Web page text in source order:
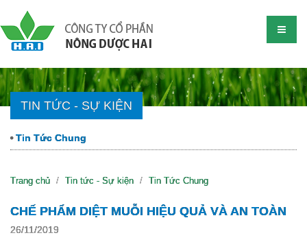
TIN TỨC - SỰ KIỆN
Tin Tức Chung
Trang chủ Tin tức - Sự kiện Tin Tức Chung
CHẾ PHẨM DIỆT MUỖI HIỆU QUẢ VÀ AN TOÀN
26/11/2019